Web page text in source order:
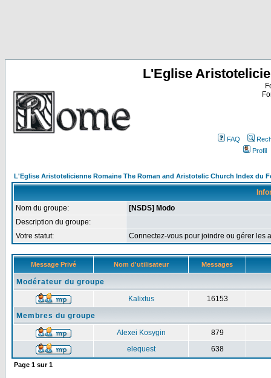
L'Eglise
FAQ
Profil
L'Eglise Aristotelicienne Romaine The Roman and Aristotelic Church Index du
Nom du groupe:
[NSDS] Modo
Description du groupe:
Votre statut:
Connectez-vous pour joindre ou gérer
Message Privé Nom d'utilisateur Messages
Modérateur du groupe
Kalixtus
16153
Membres du groupe
Alexei Kosygin
879
elequest
638
Page 1 sur1